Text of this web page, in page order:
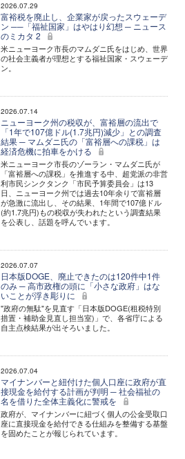
2026.07.29
富裕税を廃止し、企業家が戻ったスウェーデ
ン ──「福祉国家」はやはり幻想 ─ ニュース
のミカタ 2
米ニューヨーク市長のマムダニ氏をはじめ、世界
の社会主義者が理想とする福祉国家・スウェーデ
ン。
2026.07.14
ニューヨーク州の税収が、富裕層の流出で
「1年で107億ドル(1.7兆円)減少」との調査
結果 ─ マムダニ氏の「富裕層への課税」は
経済危機に拍車をかける
米ニューヨーク市長のゾーラン・マムダニ氏が
「富裕層への課税」を推進する中、超党派の非営
利市民シンクタンク「市民予算委員会」は13
日、ニューヨーク州では過去10年余りで富裕層
が急激に流出し、その結果、1年間で107億ドル
(約1.7兆円)もの税収が失われたという調査結果
を公表し、話題を呼んでいます。
2026.07.07
日本版DOGE、廃止できたのは120件中1件
のみ ─ 高市政権の頭に「小さな政府」はな
いことが浮き彫りに
"政府の無駄"を見直す「日本版DOGE(租税特別
措置・補助金見直し担当室)」で、各省庁による
自主点検結果が出そろいました。
2026.07.04
マイナンバーと紐付けた個人口座に政府が直
接現金を給付する計画が判明 ─ 社会福祉の
名を借りた全体主義化に警戒を
政府が、マイナンバーに紐づく個人の公金受取口
座に直接現金を給付できる仕組みを整備する基盤
を固めたことが報じられています。